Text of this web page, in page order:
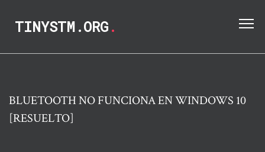
TINYSTM.ORG.
BLUETOOTH NO FUNCIONA EN WINDOWS 10
[RESUELTO]